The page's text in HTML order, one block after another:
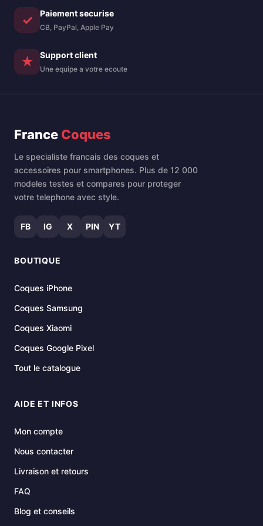
✓ Paiement securise
CB, PayPal, Apple Pay
★ Support client
Une equipe a votre ecoute
France Coques
Le specialiste francais des coques et
accessoires pour smartphones. Plus de 12 000
modeles testes et compares pour proteger
votre telephone avec style.
FB IG X PIN YT
BOUTIQUE
Coques iPhone
Coques Samsung
Coques Xiaomi
Coques Google Pixel
Tout le catalogue
AIDE ET INFOS
Mon compte
Nous contacter
Livraison et retours
FAQ
Blog et conseils